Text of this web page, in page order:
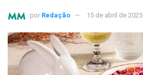
por Redação 15 de abril de 2025